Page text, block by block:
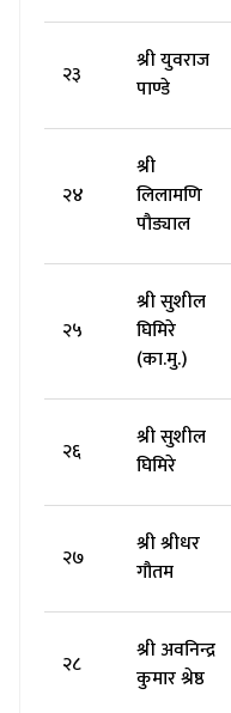
२३
श्री युवराज
पाण्डे
२४
श्री
लिलामणि
पौड्याल
२५
श्री सुशील
घिमिरे
(का.मु.)
२६
श्री सुशील
घिमिरे
२७
श्री श्रीधर
गौतम
२८
श्री अवनिन्द्र
कुमार श्रेष्ठ